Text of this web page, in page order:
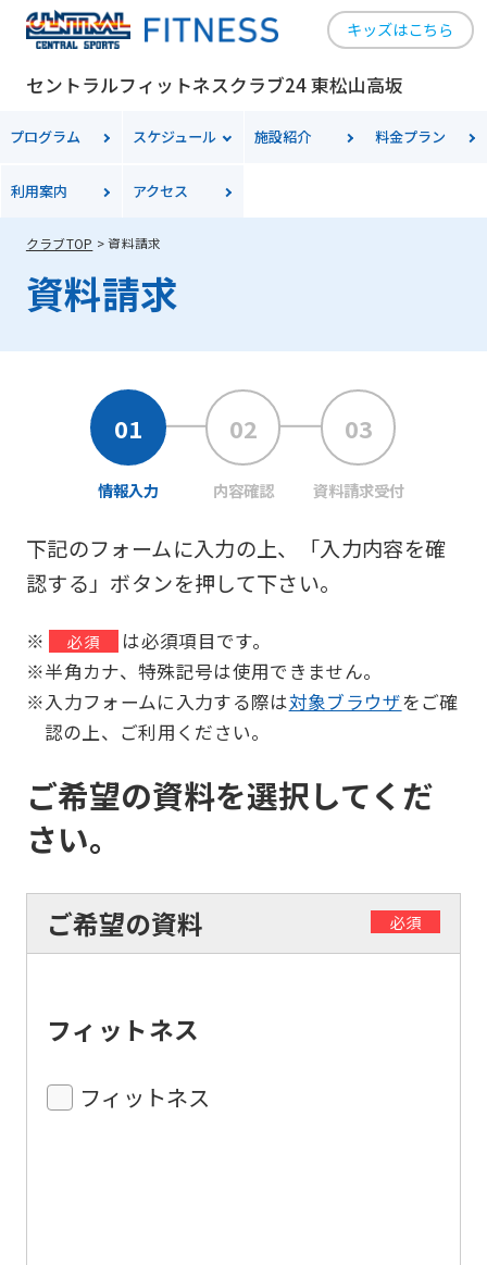
キッズはこちら
セントラルフィットネスクラブ24 東松山高坂
プログラム スケジュール 施設紹介 料金プラン
利用案内 アクセス
クラブTOP 資料請求
資料請求
情報入力 内容確認 資料請求受付
下記のフォームに入力の上、「入力内容を確
認する」ボタンを押して下さい。
※ 必須
は必須項目です。
※半角カナ、特殊記号は使用できません。
※入力フォームに入力する際は対象ブラウザをご確
認の上、ご利用ください。
ご希望の資料を選択してくだ
さい。
ご希望の資料 必須
フィットネス
フィットネス